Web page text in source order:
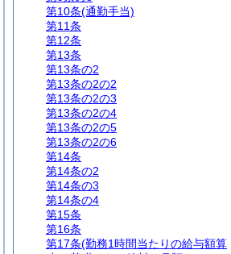
第10条(通勤手当)
第11条
第12条
第13条
第13条の2
第13条の2の2
第13条の2の3
第13条の2の4
第13条の2の5
第13条の2の6
第14条
第14条の2
第14条の3
第14条の4
第15条
第16条
第17条(勤務1時間当たりの給与額算